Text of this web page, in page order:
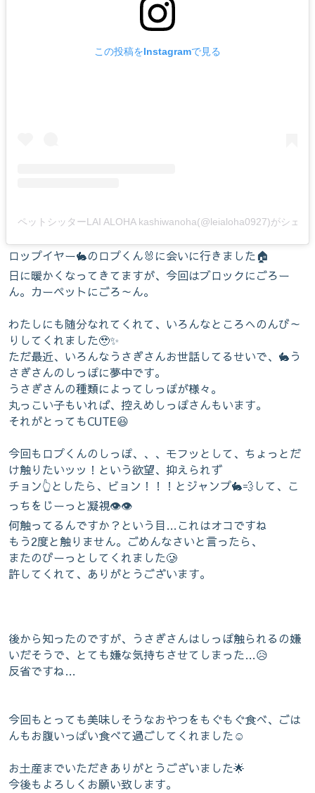
この投稿をInstagramで見る
ペットシッターLAI ALOHA kashiwanoha(@leialoha0927)がシェア
ロップイヤー🐇のロプくん🐰に会いに行きました🏠
日に暖かくなってきてますが、今回はブロックにごろー
ん。カーペットにごろ～ん。
わたしにも随分なれてくれて、いろんなところへのんび～
りしてくれました🥹✨
ただ最近、いろんなうさぎさんお世話してるせいで、🐇う
さぎさんのしっぽに夢中です。
うさぎさんの種類によってしっぽが様々。
丸っこい子もいれば、控えめしっぽさんもいます。
それがとってもCUTE😆
今回もロプくんのしっぽ、、、モフッとして、ちょっとだ
け触りたいッッ！という欲望、抑えられず
チョン👆としたら、ビョン！！！とジャンプ🐇💨して、こ
っちをじーっと凝視👁👁
何触ってるんですか？という目…これはオコですね
もう2度と触りません。ごめんなさいと言ったら、
またのびーっとしてくれました🥲
許してくれて、ありがとうございます。
後から知ったのですが、うさぎさんはしっぽ触られるの嫌
いだそうで、とても嫌な気持ちさせてしまった…😥
反省ですね…
今回もとっても美味しそうなおやつをもぐもぐ食べ、ごは
んもお腹いっぱい食べて過ごしてくれました☺️
お土産までいただきありがとうございました🌟
今後もよろしくお願い致します。